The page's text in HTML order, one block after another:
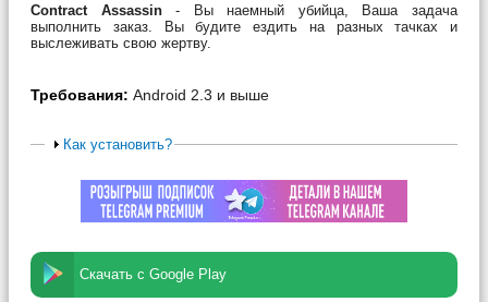
Contract Assassin- Вы наемный убийца, Ваша задача
выполнить заказ. Вы будите ездить на разных тачках и
выслеживать свою жертву.
Требования: Android 2.3 и выше
Как установить?
Скачать с Google Play